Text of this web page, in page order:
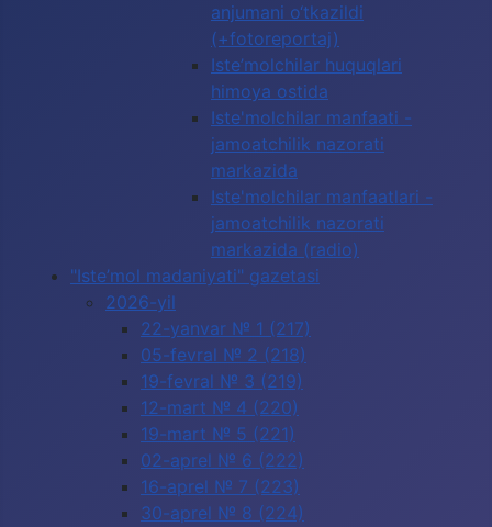
anjumani o‘tkazildi
(+fotoreportaj)
Iste’molchilar huquqlari
himoya ostida
Iste'molchilar manfaati -
jamoatchilik nazorati
markazida
Iste'molchilar manfaatlari -
jamoatchilik nazorati
markazida (radio)
"Iste’mol madaniyati" gazetasi
2026-yil
22-yanvar № 1 (217)
05-fevral № 2 (218)
19-fevral № 3 (219)
12-mart № 4 (220)
19-mart № 5 (221)
02-aprel № 6 (222)
16-aprel № 7 (223)
30-aprel № 8 (224)